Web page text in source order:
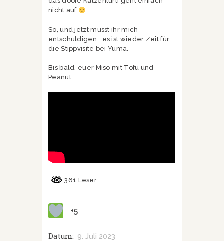
nicht auf
.
So, und jetzt müsst ihr mich
entschuldigen… es ist wieder Zeit für
die Stippvisite bei Yuma.
Bis bald, euer Miso mit Tofu und
Peanut
361 Leser
+5
Datum: 9. Juli 2023